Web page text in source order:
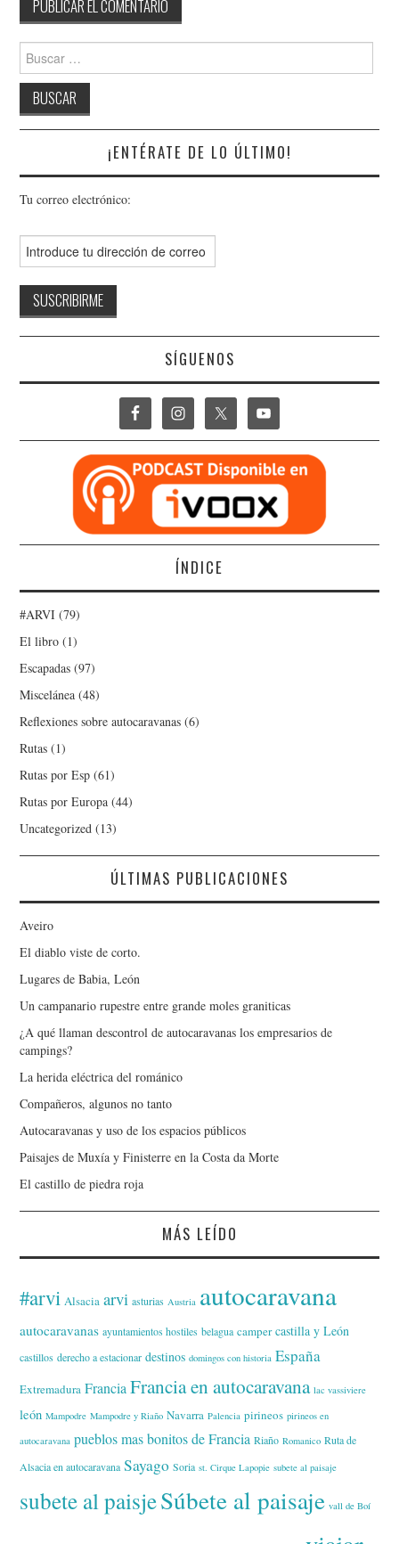
Buscar:
¡ENTÉRATE DE LO ÚLTIMO!
Tu correo electrónico:
SÍGUENOS
ÍNDICE
#ARVI (79)
El libro (1)
Escapadas (97)
Miscelánea (48)
Reflexiones sobre autocaravanas (6)
Rutas (1)
Rutas por Esp (61)
Rutas por Europa (44)
Uncategorized (13)
ÚLTIMAS PUBLICACIONES
Aveiro
El diablo viste de corto.
Lugares de Babia, León
Un campanario rupestre entre grande moles graniticas
¿A qué llaman descontrol de autocaravanas los empresarios de
campings?
La herida eléctrica del románico
Compañeros, algunos no tanto
Autocaravanas y uso de los espacios públicos
Paisajes de Muxía y Finisterre en la Costa da Morte
El castillo de piedra roja
MÁS LEÍDO
#arvi Alsacia arvi asturias Austria autocaravana
autocaravanas ayuntamientos hostiles belagua camper castilla y León
castillos derecho a estacionar destinos domingos con historia España
Extremadura Francia Francia en autocaravana lac vassiviere
león Mampodre Mampodre y Riaño Navarra Palencia pirineos pirineos en
autocaravana pueblos mas bonitos de Francia Riaño Romanico Ruta de
Alsacia en autocaravana Sayago Soria st. Cirque Lapopie subete al paisaje
subete al paisjeSúbete al paisaje vall de Boí